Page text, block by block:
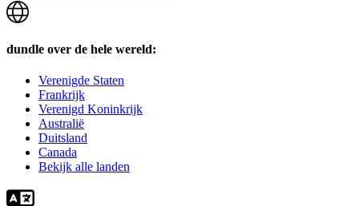
dundle over de hele wereld:
Verenigde Staten
Frankrijk
Verenigd Koninkrijk
Australië
Duitsland
Canada
Bekijk alle landen